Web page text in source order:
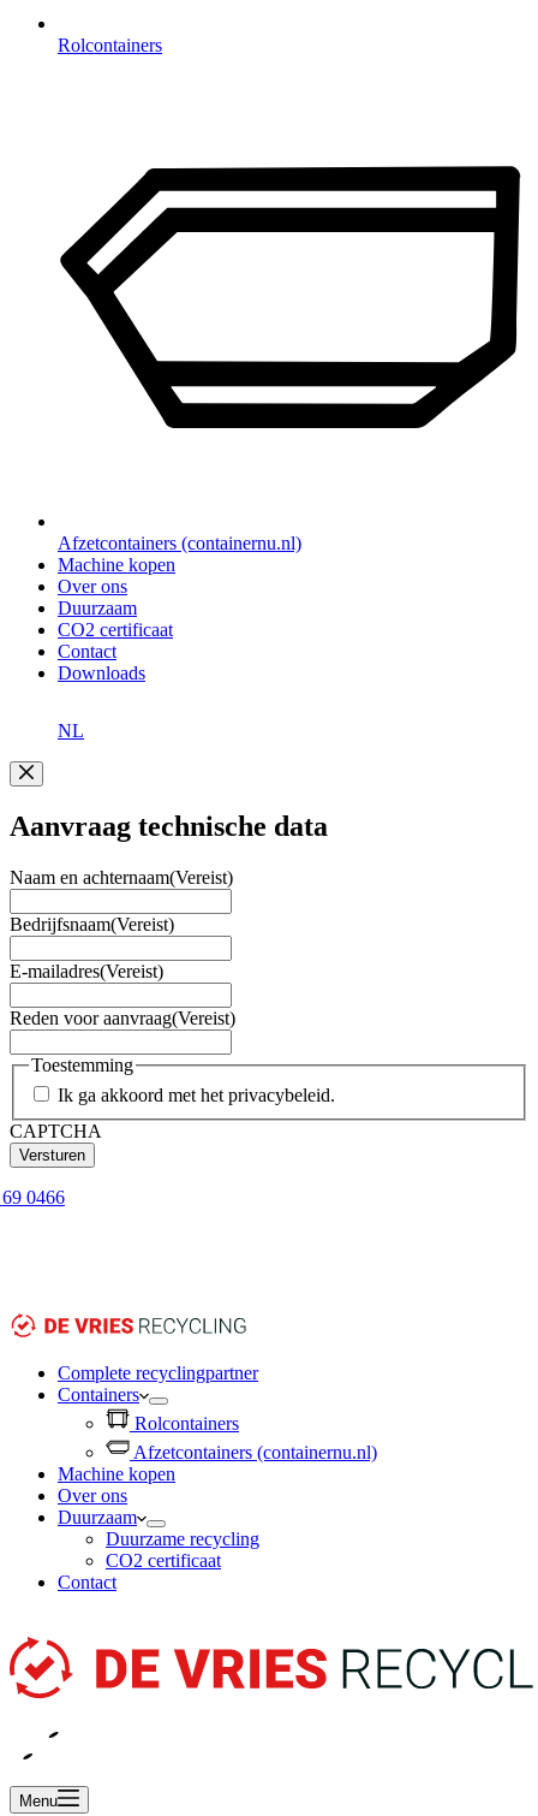
Rolcontainers
Afzetcontainers (containernu.nl)
Machine kopen
Over ons
Duurzaam
CO2 certificaat
Contact
Downloads
NL
Aanvraag technische data
Naam en achternaam(Vereist)
Bedrijfsnaam(Vereist)
E-mailadres(Vereist)
Reden voor aanvraag(Vereist)
Toestemming
Ik ga akkoord met het privacybeleid.
CAPTCHA
0466
Complete recyclingpartner
Containers
Rolcontainers
Afzetcontainers (containernu.nl)
Machine kopen
Over ons
Duurzaam
Duurzame recycling
CO2 certificaat
Contact
Menu